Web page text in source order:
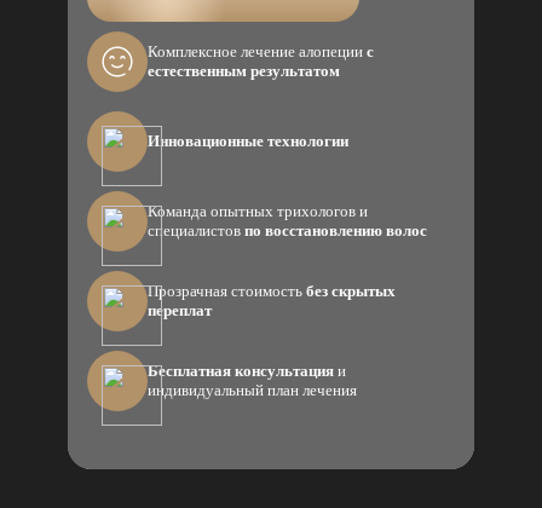
Комплексное лечение алопеции с
естественным результатом
Инновационные технологии
Команда опытных трихологов и
специалистов по восстановлению волос
Прозрачная стоимость без скрытых
переплат
Бесплатная консультация и
индивидуальный план лечения